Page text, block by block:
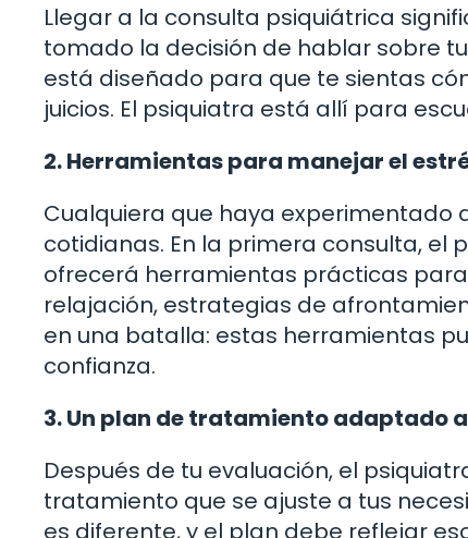
Llegar a la consulta psiquiátrica
tomado la decisión de hablar sobre
está diseñado para que te sientas
juicios. El psiquiatra está allí para
2. Herramientas para manejar el
Cualquiera que haya experimentado
cotidianas. En la primera consulta, el
ofrecerá herramientas prácticas
relajación, estrategias de
en una batalla: estas herramientas
confianza.
3. Un plan de tratamiento adaptado
Después de tu evaluación, el
tratamiento que se ajuste a tus
es diferente, y el plan debe reflejar